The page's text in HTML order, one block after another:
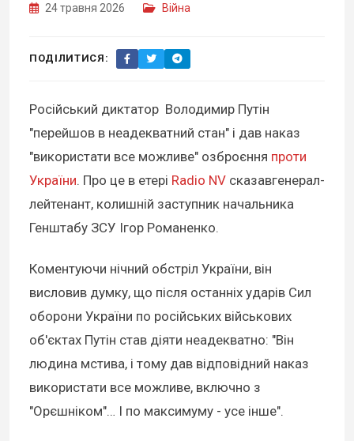
24 травня 2026 Війна
ПОДІЛИТИСЯ:
Російський диктатор Володимир Путін
"перейшов в неадекватний стан" і дав наказ
"використати все можливе" озброєння проти
України. Про це в етері Radio NV сказавгенерал-
лейтенант, колишній заступник начальника
Генштабу ЗСУ Ігор Романенко.
Коментуючи нічний обстріл України, він
висловив думку, що після останніх ударів Сил
оборони України по російських військових
об'єктах Путін став діяти неадекватно: "Він
людина мстива, і тому дав відповідний наказ
використати все можливе, включно з
"Орєшніком"… І по максимуму - усе інше".